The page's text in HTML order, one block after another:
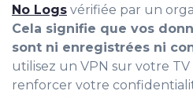
No Logs vérifiée par un
Cela signifie que vos
sont ni enregistrées ni
utilisez un VPN sur votre
renforcer votre